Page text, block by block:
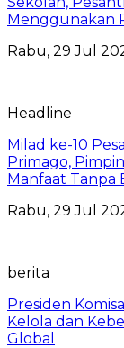
Menggunakan
Rabu, 29 Jul
Headline
Milad ke-10
Primago,
Manfaat Tanpa
Rabu, 29 Jul
berita
Presiden
Kelola dan
Global